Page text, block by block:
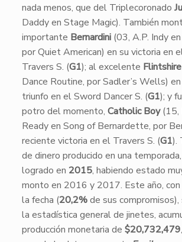
nada menos, que del Triplecoronado
Daddy en Stage Magic). También
importante Bernardini(03, A.P. Indy en
por Quiet American) en su victoria en
Travers S. (G1); al excelente Flintshire
Dance Routine, por Sadler’s Wells)
triunfo en el Sword Dancer S. (G1); y
potro del momento, Catholic Boy(15,
Ready en Song of Bernardette, por
reciente victoria en el Travers S. (G1).
de dinero producido en una temporada,
logrado en 2015, habiendo estado
monto en 2016 y 2017. Este año, con
la fecha (20,2%de sus compromisos),
la estadística general de jinetes,
producción monetaria de $20,732,479